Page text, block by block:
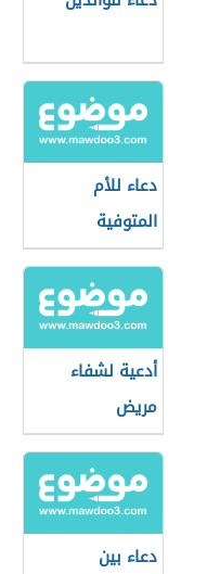
دعاء للأم
المتوفية
أدعية لشفاء
مريض
دعاء بين